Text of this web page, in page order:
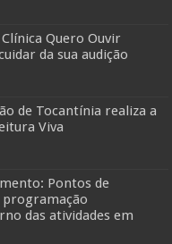
Quero Ouvir
da sua audição
de Tocantínia realiza a
Viva
Pontos de
das atividades em